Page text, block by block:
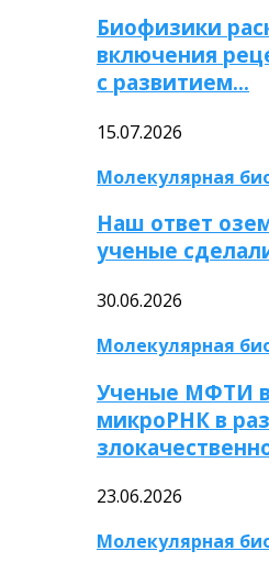
Биофизики
включения
с развитием…
15.07.2026
Молекулярная
Наш ответ
ученые
30.06.2026
Молекулярная
Ученые МФТИ
микроРНК в
23.06.2026
Молекулярная